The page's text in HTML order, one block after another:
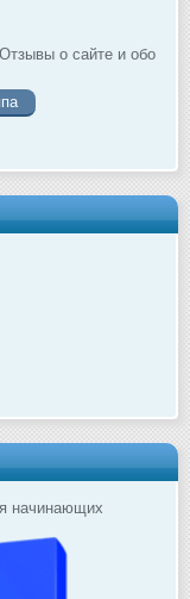
о сайте и обо
начинающих